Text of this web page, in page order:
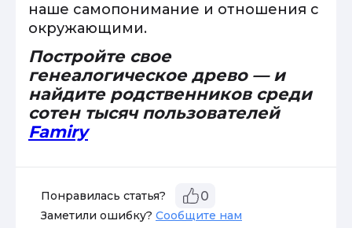
наше самопонимание и отношения с
окружающими.
Постройте свое
генеалогическое древо — и
найдите родственников среди
сотен тысяч пользователей
Famiry
Понравилась статья? 0
Заметили ошибку? Сообщите нам